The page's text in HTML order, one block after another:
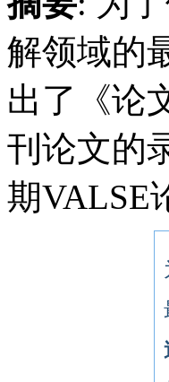
解领域的
出了《论
刊论文的
期VALSE